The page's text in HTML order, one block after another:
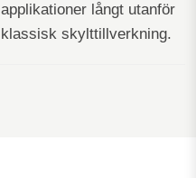
applikationer långt utanför
klassisk skylttillverkning.